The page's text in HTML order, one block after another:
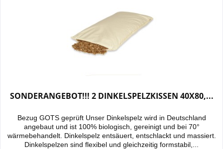
SONDERANGEBOT!!! 2 DINKELSPELZKISSEN 40X80,...
Bezug GOTS geprüft Unser Dinkelspelz wird in Deutschland
angebaut und ist 100% biologisch, gereinigt und bei 70°
wärmebehandelt. Dinkelspelz entsäuert, entschlackt und massiert.
Dinkelspelzen sind flexibel und gleichzeitig formstabil,...